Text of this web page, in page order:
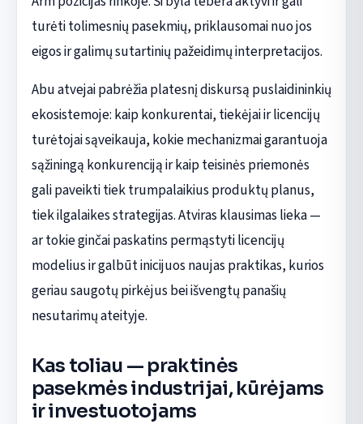
turėti tolimesnių pasekmių, priklausomai nuo jos
eigos ir galimų sutartinių pažeidimų interpretacijos.
Abu atvejai pabrėžia platesnį diskursą puslaidininkių
ekosistemoje: kaip konkurentai, tiekėjai ir licencijų
turėtojai sąveikauja, kokie mechanizmai garantuoja
sąžiningą konkurenciją ir kaip teisinės priemonės
gali paveikti tiek trumpalaikius produktų planus,
tiek ilgalaikes strategijas. Atviras klausimas lieka —
ar tokie ginčai paskatins permąstyti licencijų
modelius ir galbūt inicijuos naujas praktikas, kurios
geriau saugotų pirkėjus bei išvengtų panašių
nesutarimų ateityje.
Kas toliau — praktinės
pasekmės industrijai, kūrėjams
ir investuotojams